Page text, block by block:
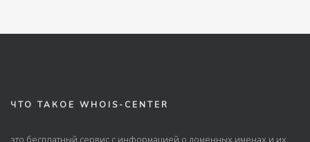
ЧТО ТАКОЕ WHOIS-CENTER